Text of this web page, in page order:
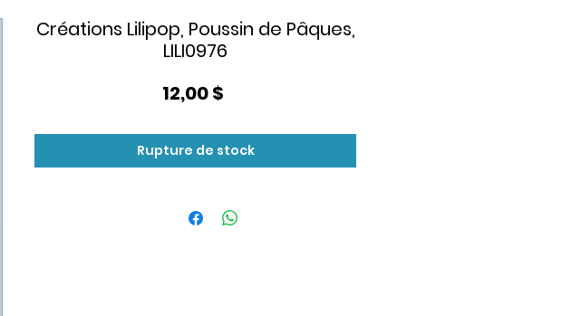
Créations Lilipop, Poussin de Pâques,
LILI0976
12,00 $
Rupture de stock